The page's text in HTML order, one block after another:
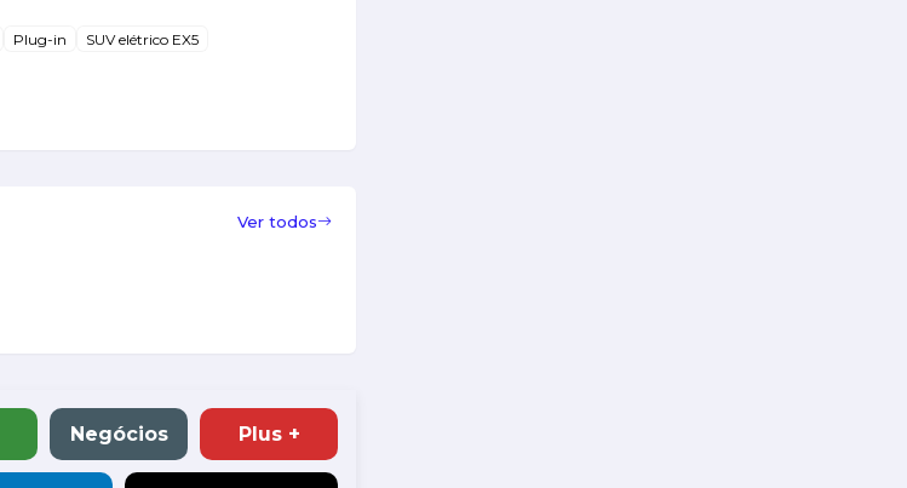
Plug-in SUV elétrico EX5
Ver todos
Negócios Plus +